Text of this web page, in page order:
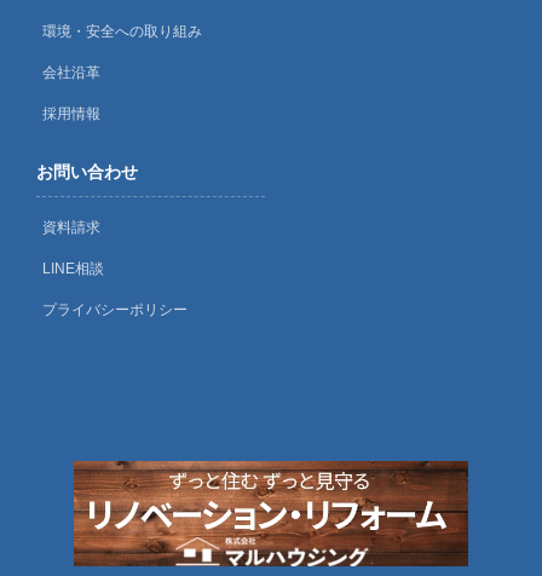
環境・安全への取り組み
会社沿革
採用情報
お問い合わせ
資料請求
LINE相談
プライバシーポリシー